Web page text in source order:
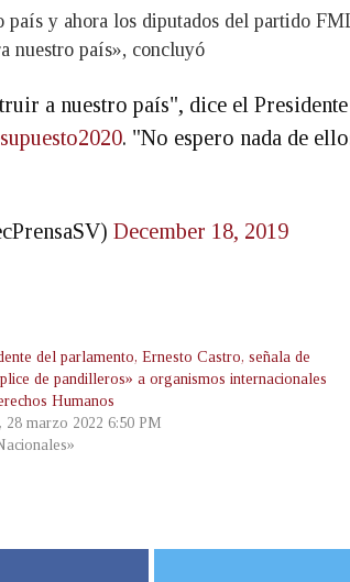
y ahora los diputados del partido
nuestro país», concluyó
a nuestro país", dice el Presidente
. "No espero nada de
December 18, 2019
del parlamento, Ernesto Castro, señala de
de pandilleros» a organismos internacionales
Humanos
28 marzo 2022 6:50 PM